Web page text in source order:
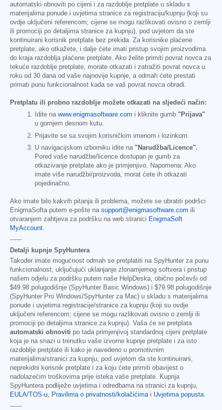
automatski obnoviti po cijeni i za razdoblje pretplate u skladu s
materijalima ponude i uvjetima stranice za registraciju/kupnju (koji su
ovdje uključeni referencom; cijene se mogu razlikovati ovisno o zemlji
ili promociji po detaljima stranice za kupnju), pod uvjetom da ste
kontinuirani korisnik pretplate bez prekida. Za korisnike plaćene
pretplate, ako otkažete, i dalje ćete imati pristup svojim proizvodima
do kraja razdoblja plaćene pretplate. Ako želite primiti povrat novca za
tekuće razdoblje pretplate, morate otkazati i zatražiti povrat novca u
roku od 30 dana od vaše najnovije kupnje, a odmah ćete prestati
primati punu funkcionalnost kada se vaš povrat novca obradi.
Pretplatu ili probno razdoblje možete otkazati na sljedeći način:
Idite na www.enigmasoftware.com i kliknite gumb "Prijava"
u gornjem desnom kutu.
Prijavite se sa svojim korisničkim imenom i lozinkom.
U navigacijskom izborniku idite na "Narudžba/Licence".
Pored vaše narudžbe/licence dostupan je gumb za
otkazivanje pretplate ako je primjenjivo. Napomena: Ako
imate više narudžbi/proizvoda, morat ćete ih otkazati
pojedinačno.
Ako imate bilo kakvih pitanja ili problema, možete se obratiti podršci
EnigmaSofta putem e-pošte na support@enigmasoftware.com ili
otvaranjem zahtjeva za podršku na web stranici EnigmaSoft
MyAccount.
------
Detalji kupnje SpyHuntera
Također imate mogućnost odmah se pretplatiti na SpyHunter za punu
funkcionalnost, uključujući uklanjanje zlonamjernog softvera i pristup
našem odjelu za podršku putem naše HelpDeska, obično počevši od
$49.98 polugodišnje (SpyHunter Basic Windows) i $79.98 polugodišnje
(SpyHunter Pro Windows/SpyHunter za Mac) u skladu s materijalima
ponude i uvjetima registracije/stranice za kupnju (koji su ovdje
uključeni referencom; cijene se mogu razlikovati ovisno o zemlji ili
promociji po detaljima stranice za kupnju). Vaša će se pretplata
automatski obnoviti po tada primjenjivoj standardnoj cijeni pretplate
koja je na snazi u trenutku vaše izvorne kupnje pretplate i za isto
razdoblje pretplate ili kako je navedeno u promotivnim
materijalima/stranici za kupnju, pod uvjetom da ste kontinuirani,
neprekidni korisnik pretplate i za koju ćete primiti obavijest o
nadolazećim troškovima prije isteka vaše pretplate. Kupnja
SpyHuntera podliježe uvjetima i odredbama na stranici za kupnju,
EULA/TOS-u, Pravilima o privatnosti/kolačićimai Uvjetima popusta.
------